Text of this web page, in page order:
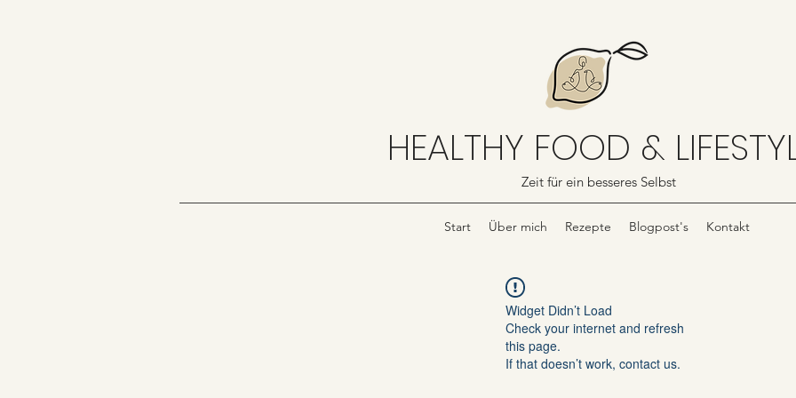
HEALTHY FOOD &
Zeit für ein besseres Selbst
Start Über mich Rezepte Blogpost's Kontakt
Widget Didn’t Load
Check your internet and refresh
this page.
If that doesn’t work, contact us.